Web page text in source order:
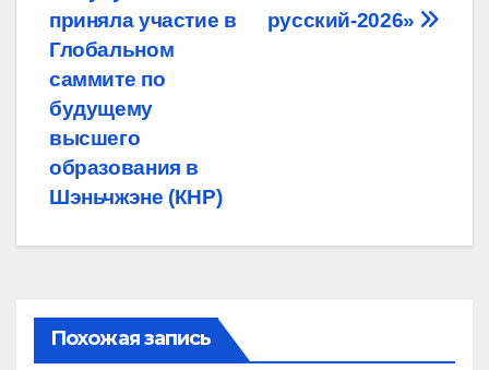
русский-2026»
приняла участие в
Глобальном
саммите по
будущему
высшего
образования в
Шэньчжэне (КНР)
Похожая запись